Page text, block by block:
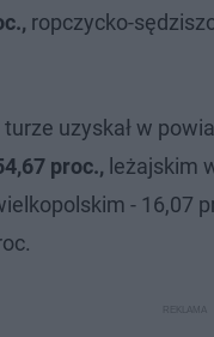
ropczycko-
uzyskał w
proc., leżajskim
- 16,07